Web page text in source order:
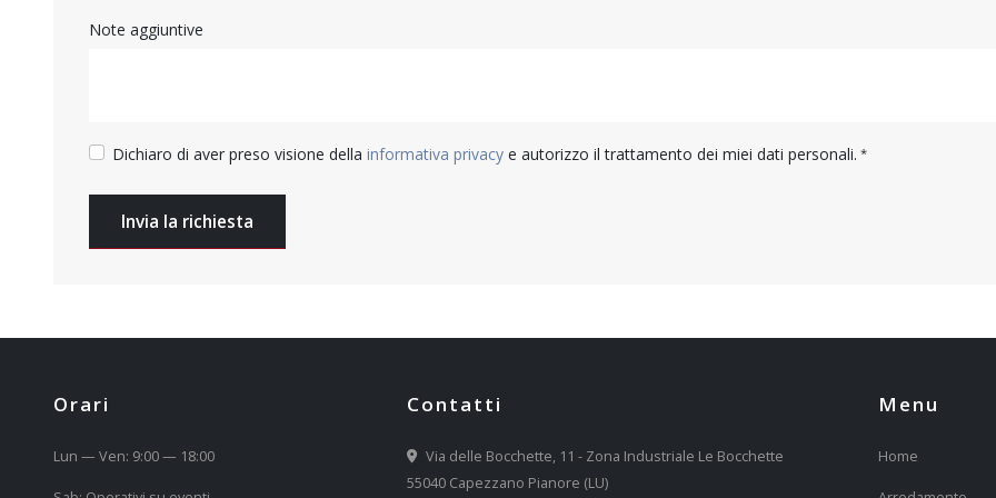
Note aggiuntive
Dichiaro di aver preso visione della informativa privacy e autorizzo il trattamento dei miei dati personali.
Invia la richiesta
Orari
Lun — Ven: 9:00 — 18:00
Contatti
Via delle Bocchette, 11 - Zona Industriale Le Bocchette
55040 Capezzano Pianore (LU)
Menu
Home